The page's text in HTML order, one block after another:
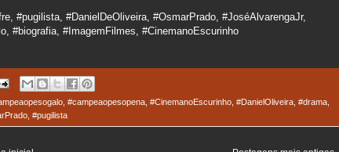
#pugilista, #DanielDeOliveira, #OsmarPrado, #JoséAlvarengaJr,
#biografia, #ImagemFilmes, #CinemanoEscurinho
#campeaopesopena #CinemanoEscurinho #DanielOliveira #drama
#pugilista